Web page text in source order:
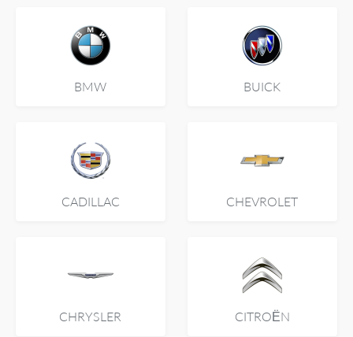
BMW BUICK
CADILLAC CHEVROLET
CHRYSLER CITROËN